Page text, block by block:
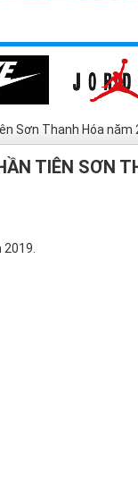
Sơn Thanh Hóa năm
TIÊN SƠN